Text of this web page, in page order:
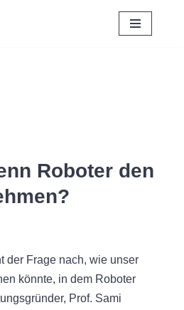
Roboter den
der Frage nach, wie unser
könnte, in dem Roboter
Prof. Sami